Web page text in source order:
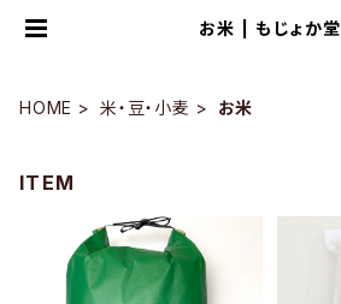
お米 | もじょか堂
HOME 米・豆・小麦 お米
ITEM